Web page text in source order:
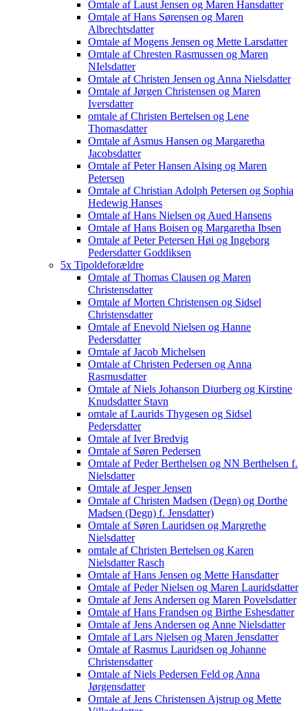
Omtale af Laust Jensen og Maren Hansdatter
Omtale af Hans Sørensen og Maren
Albrechtsdatter
Omtale af Mogens Jensen og Mette Larsdatter
Omtale af Chresten Rasmussen og Maren
NIelsdatter
Omtale af Christen Jensen og Anna Nielsdatter
Omtale af Jørgen Christensen og Maren
Iversdatter
omtale af Christen Bertelsen og Lene
Thomasdatter
Omtale af Asmus Hansen og Margaretha
Jacobsdatter
Omtale af Peter Hansen Alsing og Maren
Petersen
Omtale af Christian Adolph Petersen og Sophia
Hedewig Hanses
Omtale af Hans Nielsen og Aued Hansens
Omtale af Hans Boisen og Margaretha Ibsen
Omtale af Peter Petersen Høi og Ingeborg
Pedersdatter Goddiksen
5x Tipoldeforældre
Omtale af Thomas Clausen og Maren
Christensdatter
Omtale af Morten Christensen og Sidsel
Christensdatter
Omtale af Enevold Nielsen og Hanne
Pedersdatter
Omtale af Jacob Michelsen
Omtale af Christen Pedersen og Anna
Rasmusdatter
Omtale af Niels Johanson Diurberg og Kirstine
Knudsdatter Stavn
omtale af Laurids Thygesen og Sidsel
Pedersdatter
Omtale af Iver Bredvig
Omtale af Søren Pedersen
Omtale af Peder Berthelsen og NN Berthelsen f.
Nielsdatter
Omtale af Jesper Jensen
Omtale af Christen Madsen (Degn) og Dorthe
Madsen (Degn) f. Jensdatter)
Omtale af Søren Lauridsen og Margrethe
Nielsdatter
omtale af Christen Bertelsen og Karen
Nielsdatter Rasch
Omtale af Hans Jensen og Mette Hansdatter
Omtale af Peder Nielsen og Maren Lauridsdatter
Omtale af Jens Andersen og Maren Povelsdatter
Omtale af Hans Frandsen og Birthe Eshesdatter
Omtale af Jens Andersen og Anne Nielsdatter
Omtale af Lars Nielsen og Maren Jensdatter
Omtale af Rasmus Lauridsen og Johanne
Christensdatter
Omtale af Niels Pedersen Feld og Anna
Jørgensdatter
Omtale af Jens Christensen Ajstrup og Mette